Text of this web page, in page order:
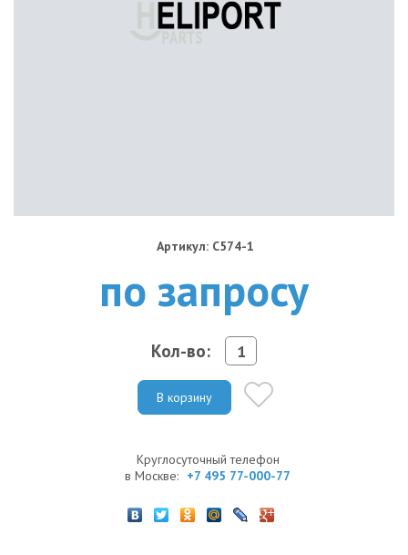
Артикул: C574-1
по запросу
Кол-во:
В корзину
Круглосуточный телефон
в Москве: +7 495 77-000-77